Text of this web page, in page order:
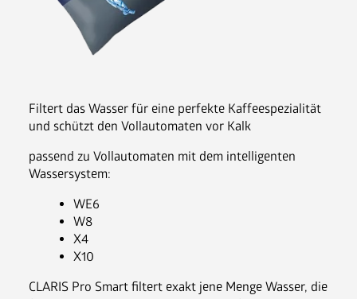
Becher, Zubehör & Co
Ansprechpartner
Filtert das Wasser für eine perfekte Kaffeespezialität
und schützt den Vollautomaten vor Kalk
passend zu Vollautomaten mit dem intelligenten
Wassersystem:
WE6
W8
X4
X10
CLARIS Pro Smart filtert exakt jene Menge Wasser, die